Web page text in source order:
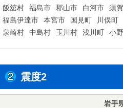
飯舘村
福島市 郡山市 白河市 須
福島伊達市
本宮市 国見町 川俣町
泉崎村
中島村 玉川村 浅川町 小
震度2
岩手